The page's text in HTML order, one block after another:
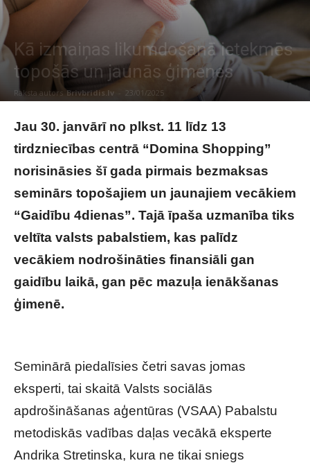
Kā izmaiņas likumdošanā ietekmēs
topošās un jaunās ģimenes
Raksta autors Brivbridis.lv 23/01/2025
Jau 30. janvārī no plkst. 11 līdz 13
tirdzniecības centrā “Domina Shopping”
norisināsies šī gada pirmais bezmaksas
seminārs topošajiem un jaunajiem vecākiem
“Gaidību 4dienas”. Tajā īpaša uzmanība tiks
veltīta valsts pabalstiem, kas palīdz
vecākiem nodrošināties finansiāli gan
gaidību laikā, gan pēc mazuļa ienākšanas
ģimenē.
Seminārā piedalīsies četri savas jomas
eksperti, tai skaitā Valsts sociālās
apdrošināšanas aģentūras (VSAA) Pabalstu
metodiskās vadības daļas vecākā eksperte
Andrika Stretinska, kura ne tikai sniegs